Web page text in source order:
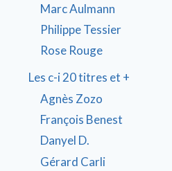
Marc Aulmann
Philippe Tessier
Rose Rouge
Les c-i 20 titres et +
Agnès Zozo
François Benest
Danyel D.
Gérard Carli